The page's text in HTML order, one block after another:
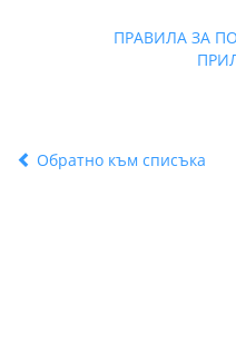
ПРАВИЛА ЗА
Обратно към списъка